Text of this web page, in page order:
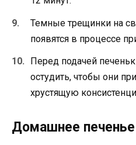
Темные трещинки на
появятся в процессе
Перед подачей
остудить, чтобы они
хрустящую
Домашнее